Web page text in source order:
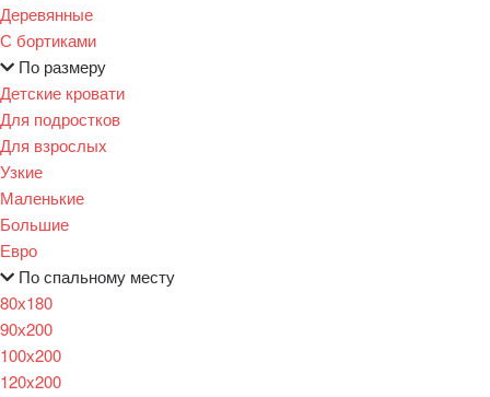
Деревянные
С бортиками
По размеру
Детские кровати
Для подростков
Для взрослых
Узкие
Маленькие
Большие
Евро
По спальному месту
80х180
90х200
100х200
120x200